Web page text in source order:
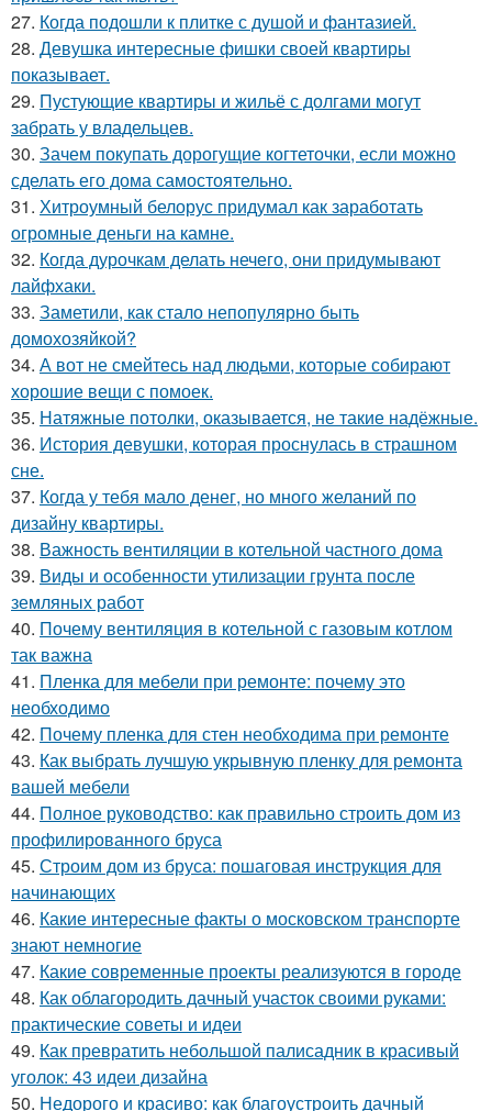
27. Когда подошли к плитке с душой и фантазией.
28. Девушка интересные фишки своей квартиры
показывает.
29. Пустующие квартиры и жильё с долгами могут
забрать у владельцев.
30. Зачем покупать дорогущие когтеточки, если можно
сделать его дома самостоятельно.
31. Хитроумный белорус придумал как заработать
огромные деньги на камне.
32. Когда дурочкам делать нечего, они придумывают
лайфхаки.
33. Заметили, как стало непопулярно быть
домохозяйкой?
34. А вот не смейтесь над людьми, которые собирают
хорошие вещи с помоек.
35. Натяжные потолки, оказывается, не такие надёжные.
36. История девушки, которая проснулась в страшном
сне.
37. Когда у тебя мало денег, но много желаний по
дизайну квартиры.
38. Важность вентиляции в котельной частного дома
39. Виды и особенности утилизации грунта после
земляных работ
40. Почему вентиляция в котельной с газовым котлом
так важна
41. Пленка для мебели при ремонте: почему это
необходимо
42. Почему пленка для стен необходима при ремонте
43. Как выбрать лучшую укрывную пленку для ремонта
вашей мебели
44. Полное руководство: как правильно строить дом из
профилированного бруса
45. Строим дом из бруса: пошаговая инструкция для
начинающих
46. Какие интересные факты о московском транспорте
знают немногие
47. Какие современные проекты реализуются в городе
48. Как облагородить дачный участок своими руками:
практические советы и идеи
49. Как превратить небольшой палисадник в красивый
уголок: 43 идеи дизайна
50. Недорого и красиво: как благоустроить дачный